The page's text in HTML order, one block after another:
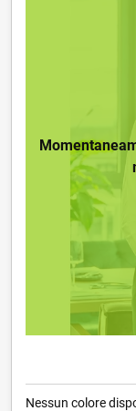
Nessun colore